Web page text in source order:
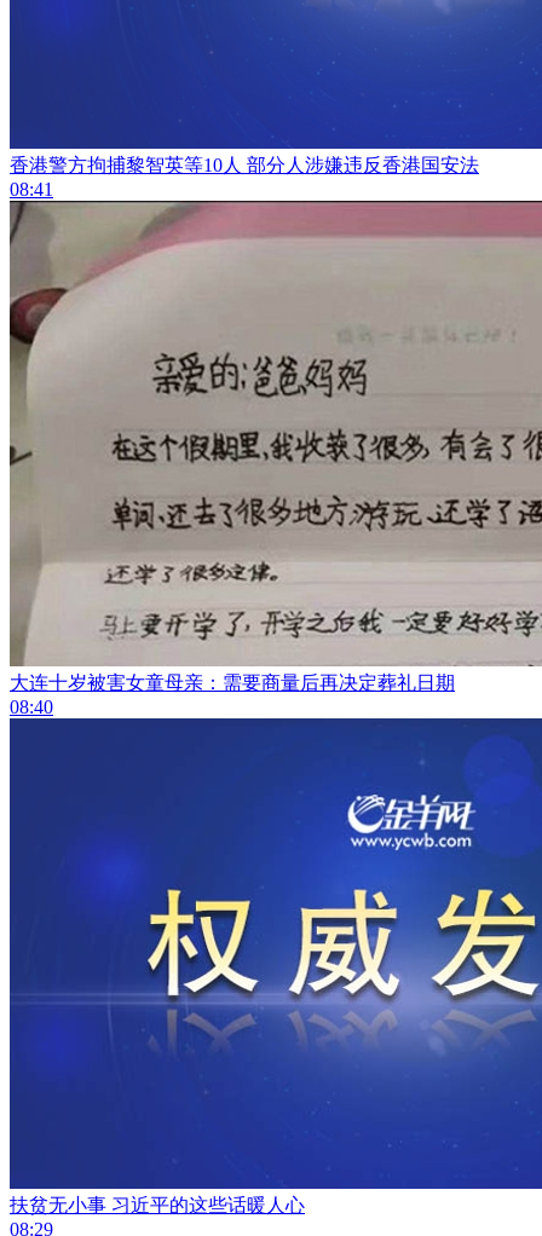
香港警方拘捕黎智英等10人 部分人涉嫌违反香港国安法
08:41
大连十岁被害女童母亲：需要商量后再决定葬礼日期
08:40
扶贫无小事 习近平的这些话暖人心
08:29